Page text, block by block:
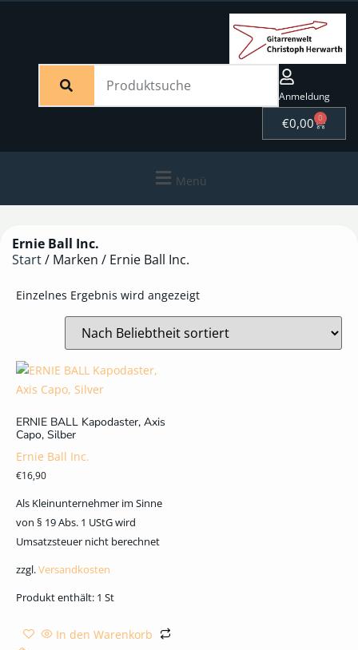
Anmeldung
€0,00 0
Menü
Ernie Ball Inc.
Start/ Marken / Ernie Ball Inc.
Einzelnes Ergebnis wird angezeigt
ERNIE BALL Kapodaster, Axis
Capo, Silber
Ernie Ball Inc.
€16,90
Als Kleinunternehmer im Sinne
von § 19 Abs. 1 UStG wird
Umsatzsteuer nicht berechnet
zzgl.Versandkosten
Produkt enthält: 1 St
In den Warenkorb